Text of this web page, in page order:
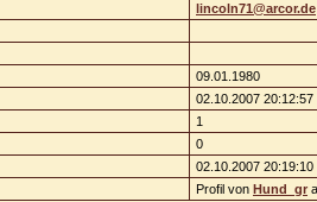
lincoln71@arcor.de
09.01.1980
02.10.2007 20:12:57
1
0
02.10.2007 20:19:10
Profil von Hund_gr